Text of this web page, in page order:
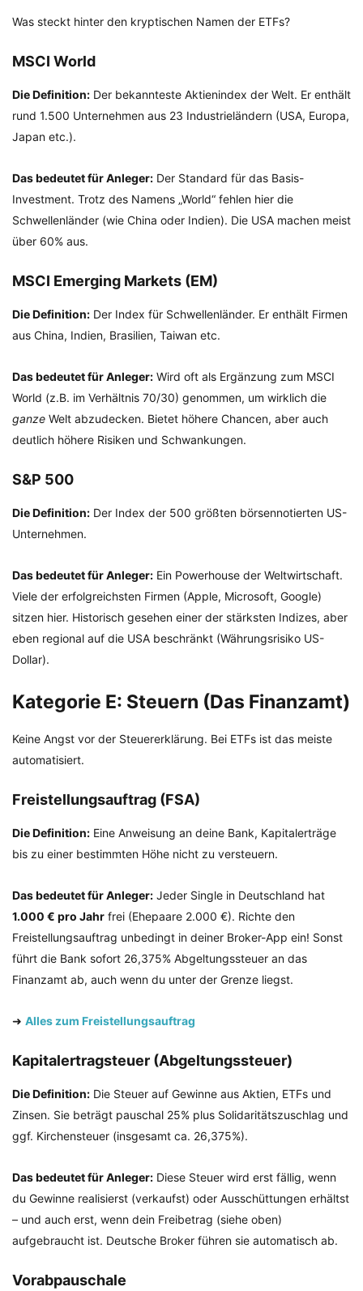
Was steckt hinter den kryptischen Namen der ETFs?
MSCI World
Die Definition: Der bekannteste Aktienindex der Welt. Er enthält
rund 1.500 Unternehmen aus 23 Industrieländern (USA, Europa,
Japan etc.).
Das bedeutet für Anleger: Der Standard für das Basis-
Investment. Trotz des Namens „World“ fehlen hier die
Schwellenländer (wie China oder Indien). Die USA machen meist
über 60% aus.
MSCI Emerging Markets (EM)
Die Definition: Der Index für Schwellenländer. Er enthält Firmen
aus China, Indien, Brasilien, Taiwan etc.
Das bedeutet für Anleger: Wird oft als Ergänzung zum MSCI
World (z.B. im Verhältnis 70/30) genommen, um wirklich die
ganze Welt abzudecken. Bietet höhere Chancen, aber auch
deutlich höhere Risiken und Schwankungen.
S&P 500
Die Definition: Der Index der 500 größten börsennotierten US-
Unternehmen.
Das bedeutet für Anleger: Ein Powerhouse der Weltwirtschaft.
Viele der erfolgreichsten Firmen (Apple, Microsoft, Google)
sitzen hier. Historisch gesehen einer der stärksten Indizes, aber
eben regional auf die USA beschränkt (Währungsrisiko US-
Dollar).
Kategorie E: Steuern (Das Finanzamt)
Keine Angst vor der Steuererklärung. Bei ETFs ist das meiste
automatisiert.
Freistellungsauftrag (FSA)
Die Definition: Eine Anweisung an deine Bank, Kapitalerträge
bis zu einer bestimmten Höhe nicht zu versteuern.
Das bedeutet für Anleger: Jeder Single in Deutschland hat
1.000 € pro Jahr frei (Ehepaare 2.000 €). Richte den
Freistellungsauftrag unbedingt in deiner Broker-App ein! Sonst
führt die Bank sofort 26,375% Abgeltungssteuer an das
Finanzamt ab, auch wenn du unter der Grenze liegst.
➜ Alles zum Freistellungsauftrag
Kapitalertragsteuer (Abgeltungssteuer)
Die Definition: Die Steuer auf Gewinne aus Aktien, ETFs und
Zinsen. Sie beträgt pauschal 25% plus Solidaritätszuschlag und
ggf. Kirchensteuer (insgesamt ca. 26,375%).
Das bedeutet für Anleger: Diese Steuer wird erst fällig, wenn
du Gewinne realisierst (verkaufst) oder Ausschüttungen erhältst
– und auch erst, wenn dein Freibetrag (siehe oben)
aufgebraucht ist. Deutsche Broker führen sie automatisch ab.
Vorabpauschale